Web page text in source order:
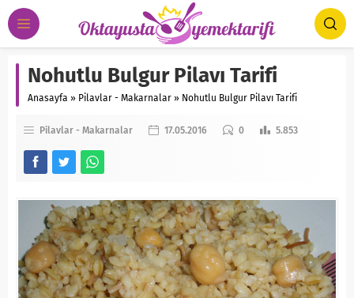
Nohutlu Bulgur Pilavı Tarifi
Anasayfa » Pilavlar - Makarnalar » Nohutlu Bulgur Pilavı Tarifi
Pilavlar - Makarnalar 17.05.2016 0 5.853